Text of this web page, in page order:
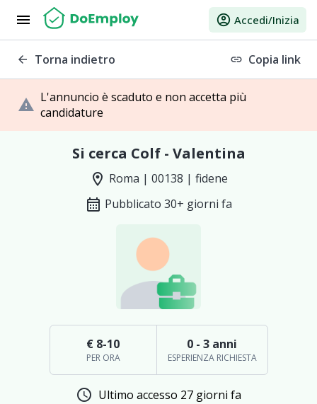
menu account_circle Accedi/Inizia
arrow_back Torna indietro link Copia link
warning L'annuncio è scaduto e non accetta più
candidature
Si cerca Colf - Valentina
location_on Roma | 00138 | fidene
calendar_month Pubblicato 30+ giorni fa
€ 8-10
PER ORA
0 - 3 anni
ESPERIENZA RICHIESTA
schedule Ultimo accesso 27 giorni fa